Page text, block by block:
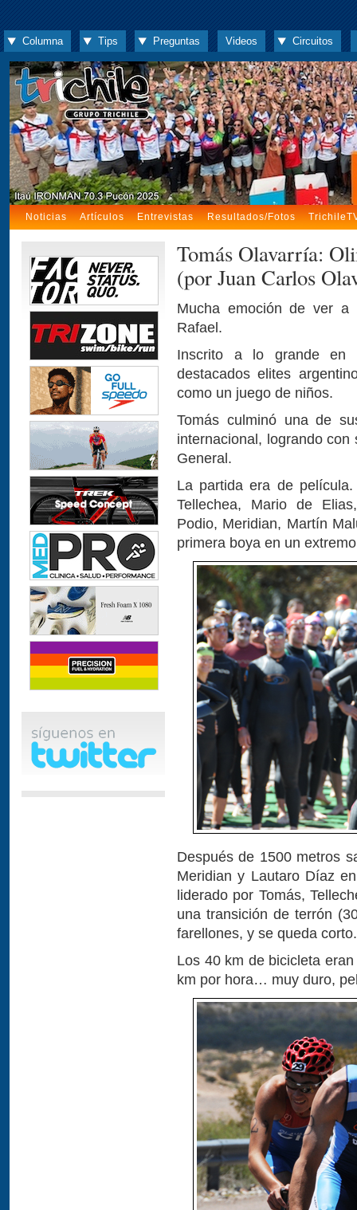
Columna Tips Preguntas Videos Circuitos
Noticias Artículos Entrevistas Resultados/Fotos
Tomás Olavarría:
(por Juan Carlos
Mucha emoción de ver
Rafael.
Inscrito a lo grande en
destacados elites
como un juego de niños.
Tomás culminó una de
internacional, logrando
General.
La partida era de
Tellechea, Mario de
Podio, Meridian, Martín
primera boya en un
Después de 1500 metros
Meridian y Lautaro Díaz
liderado por Tomás,
una transición de terrón
farellones, y se queda corto.
Los 40 km de bicicleta
km por hora… muy duro,